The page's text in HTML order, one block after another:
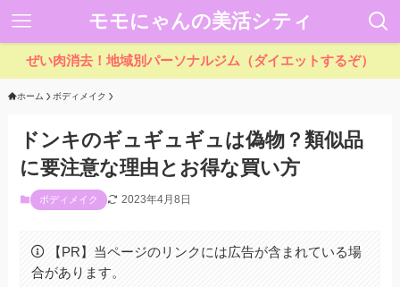
モモにゃんの美活シティ
ぜい肉消去！地域別パーソナルジム（ダイエットするぞ）
ホーム ボディメイク
ドンキのギュギュギュは偽物？類似品
に要注意な理由とお得な買い方
ボディメイク 2023年4月8日
【PR】当ページのリンクには広告が含まれている場
合があります。